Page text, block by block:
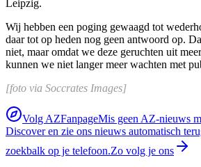
Leipzig.
Wij hebben een poging gewaagd tot
daar tot op heden nog geen antwoord op.
niet, maar omdat we deze geruchten uit
kunnen we niet langer meer wachten met
[foto via Soccrates Images]
Volg AZFanpageMis geen AZ-nieuws
Discover en zie ons nieuws automatisch
zoekbalk op je telefoon.Zo volg je ons